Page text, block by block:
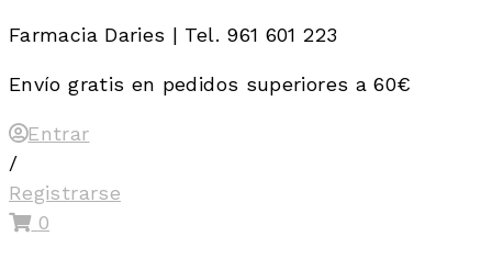
Skip
content
Farmacia Daries | Tel. 961 601 223
Envío gratis en pedidos superiores a 60€
Entrar
/
Registrarse
0